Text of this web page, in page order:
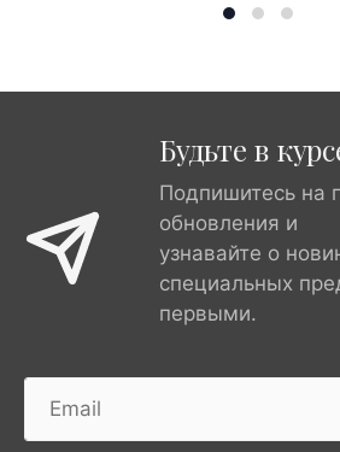
Будьте в
Подпишитесь на
обновления и
узнавайте о
специальных
первыми.